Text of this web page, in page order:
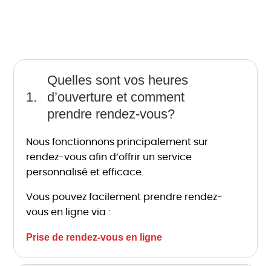
Quelles sont vos heures
d’ouverture et comment
prendre rendez-vous?
Nous fonctionnons principalement sur
rendez-vous afin d’offrir un service
personnalisé et efficace.
Vous pouvez facilement prendre rendez-
vous en ligne via :
Prise de rendez-vous en ligne